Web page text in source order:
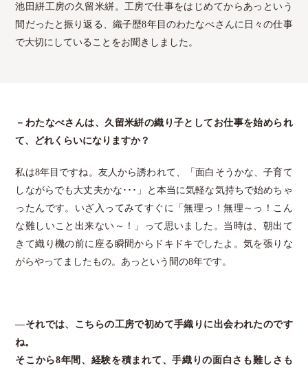
池田絣工房の久留米絣。工房で仕事をはじめてからあっという
間だったと振り返る、織子歴8年目のわたなべさんに日々の仕事
で大切にしていることをお聞きしました。
－わたなべさんは、久留米絣の織り子としてお仕事を始められ
て、どれくらいになりますか？
私は8年目ですね。友人から誘われて、「面白そうかな、子育て
しながらでも大丈夫かな･･･」と本当に気軽な気持ちで始めちゃ
ったんです。いざ入ってみてすぐに「無理っ！無理～っ！こん
な難しいこと出来ない～！」って思いました。当時は、朝出て
きて織り機の前に座る瞬間からドキドキでしたよ。気を張りな
がらやってましたもの。あっという間の8年です。
―それでは、こちらの工房で初めて手織りに出会われたのです
ね。
そこから8年間、経験を積まれて、手織りの面白さも難しさも